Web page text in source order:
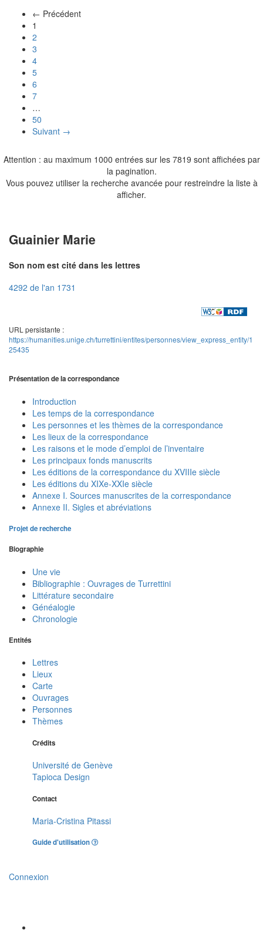
← Précédent
1
2
3
4
5
6
7
…
50
Suivant →
Attention : au maximum 1000 entrées sur les 7819 sont affichées par
la pagination.
Vous pouvez utiliser la recherche avancée pour restreindre la liste à
afficher.
Guainier Marie
Son nom est cité dans les lettres
4292 de l'an 1731
URL persistante :
https://humanities.unige.ch/turrettini/entites/personnes/view_express_entity/1
25435
Présentation de la correspondance
Introduction
Les temps de la correspondance
Les personnes et les thèmes de la correspondance
Les lieux de la correspondance
Les raisons et le mode d’emploi de l’inventaire
Les principaux fonds manuscrits
Les éditions de la correspondance du XVIIIe siècle
Les éditions du XIXe-XXIe siècle
Annexe I. Sources manuscrites de la correspondance
Annexe II. Sigles et abréviations
Projet de recherche
Biographie
Une vie
Bibliographie : Ouvrages de Turrettini
Littérature secondaire
Généalogie
Chronologie
Entités
Lettres
Lieux
Carte
Ouvrages
Personnes
Thèmes
Crédits
Université de Genève
Tapioca Design
Contact
Maria-Cristina Pitassi
Guide d'utilisation
Connexion